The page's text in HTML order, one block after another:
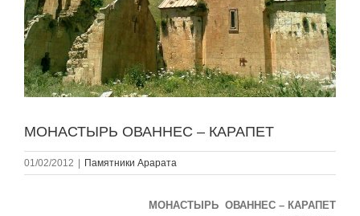
МОНАСТЫРЬ ОВАННЕС – КАРАПЕТ
01/02/2012 Памятники Арарата
МОНАСТЫРЬ ОВАННЕС – КАРАПЕТ